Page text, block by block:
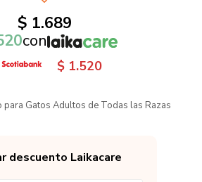
$ 1.689
con
$ 1.520
para Gatos Adultos de Todas las Razas
descuento Laikacare